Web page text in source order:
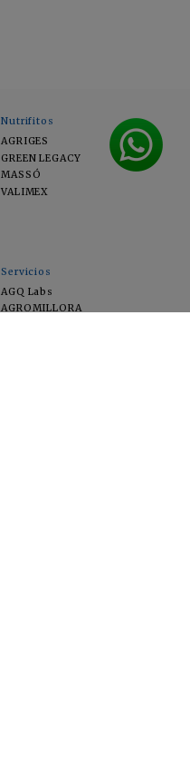
Nutrifitos
AGRIGES
GREEN LEGACY
MASSÓ
VALIMEX
Servicios
AGQ Labs
AGROMILLORA